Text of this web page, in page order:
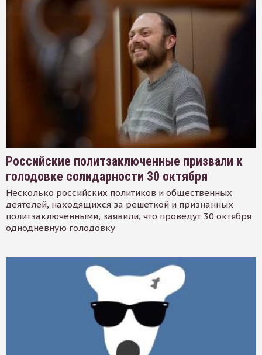
Российские политзаключенные призвали к
голодовке солидарности 30 октября
Несколько российских политиков и общественных
деятелей, находящихся за решеткой и признанных
политзаключенными, заявили, что проведут 30 октября
однодневную голодовку